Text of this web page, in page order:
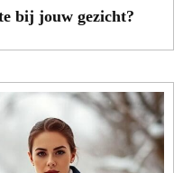
bij jouw gezicht?